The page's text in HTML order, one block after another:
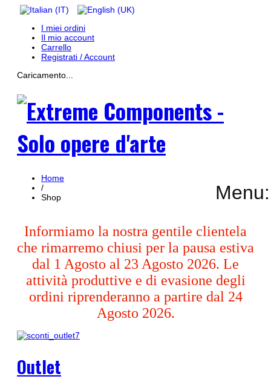
I miei ordini
Il mio account
Carrello
Registrati / Account
Caricamento...
Menu:
Home
/
Shop
Informiamo la nostra gentile clientela
che rimarremo chiusi per la pausa estiva
dal 1 Agosto al 23 Agosto 2026. Le
attività produttive e di evasione degli
ordini riprenderanno a partire dal 24
Agosto 2026.
Outlet